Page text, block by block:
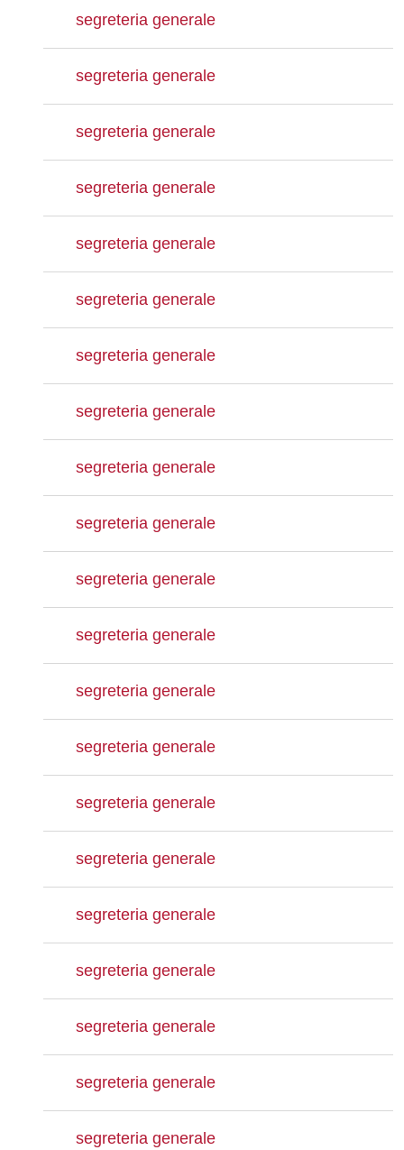
segreteria generale
segreteria generale
segreteria generale
segreteria generale
segreteria generale
segreteria generale
segreteria generale
segreteria generale
segreteria generale
segreteria generale
segreteria generale
segreteria generale
segreteria generale
segreteria generale
segreteria generale
segreteria generale
segreteria generale
segreteria generale
segreteria generale
segreteria generale
segreteria generale